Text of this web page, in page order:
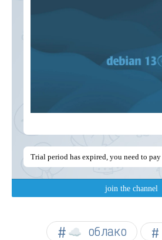
☁︎ облако